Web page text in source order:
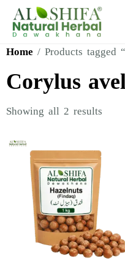
Home / Products tagged
Corylus
Showing all 2 results